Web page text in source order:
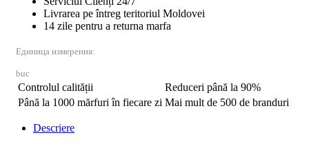
Livrarea pe întreg teritoriul Moldovei
14 zile pentru a returna marfa
Единица измерения:
buc
Controlul calității
Reduceri până la 90%
Până la 1000 mărfuri în fiecare zi Mai mult de 500 de branduri
Descriere